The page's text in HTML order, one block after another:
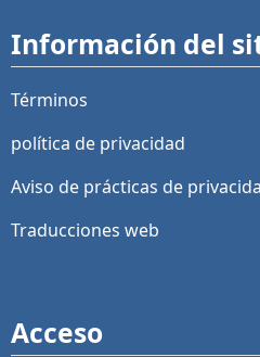
Información del
Términos
política de privacidad
Aviso de prácticas de
Traducciones web
Acceso